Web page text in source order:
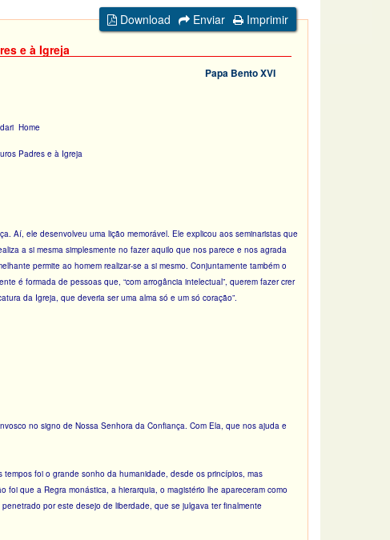
Download Enviar
Imprimir
e à Igreja
Papa Bento XVI
Home
Padres e à Igreja
Aí, ele desenvolveu uma lição memorável. Ele explicou aos seminaristas que
a si mesma simplesmente no fazer aquilo que nos parece e nos agrada
permite ao homem realizar-se a si mesmo. Conjuntamente também o
é formada de pessoas que, “com arrogância intelectual”, querem fazer crer
da Igreja, que deveria ser uma alma só e um só coração”.
no signo de Nossa Senhora da Confiança. Com Ela, que nos ajuda e
tempos foi o grande sonho da humanidade, desde os princípios, mas
que a Regra monástica, a hierarquia, o magistério lhe apareceram como
por este desejo de liberdade, que se julgava ter finalmente